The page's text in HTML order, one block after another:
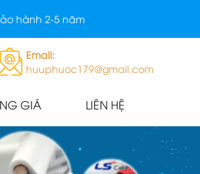
hành 2-5 năm
Email:
huuphuoc179@gmail.com
GIÁ LIÊN HỆ